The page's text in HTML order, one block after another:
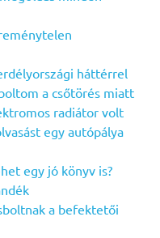
háttérrel
a csőtörés miatt
radiátor volt
egy autópálya
egy jó könyv is?
a befektetői